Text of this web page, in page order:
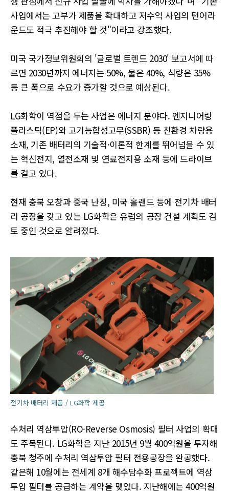
사업에서는 고부가 제품을 확대하고 저수익 사업의 턴어라
운드도 적극 추진해야 할 것"이라고 강조했다.
미국 국가정보위원회의 '글로벌 트렌드 2030' 보고서에 따
르면 2030년까지 에너지는 50%, 물은 40%, 식량은 35%
등 큰 폭으로 수요가 증가할 것으로 예상된다.
LG화학이 역점을 두는 사업은 에너지 분야다. 엔지니어링
플라스틱(EP)와 고기능합성고무(SSBR) 등 친환경 차량용
소재, 기존 배터리의 기술적·이론적 한계를 뛰어넘을 수 있
는 혁신전지, 열전소재 및 연료전지용 소재 등에 드라이브
를 걸고 있다.
현재 충북 오창과 중국 난징, 미국 홀랜드 등에 전기차 배터
리 공장을 갖고 있는 LG화학은 유럽의 공장 건설 계획도 검
토 중인 것으로 알려졌다.
전기차 배터리 제품 / LG화학 제공
수처리 역삼투압(RO·Reverse Osmosis) 필터 사업의 확대
도 주목된다. LG화학은 지난 2015년 9월 400억원을 투자해
충북 청주에 수처리 역삼투압 필터 전용공장을 완공했다.
같은해 10월에는 전세계 8개 해수담수화 프로젝트에 역삼
투압 필터를 공급하는 계약을 맺었다. 지난해에는 400억원